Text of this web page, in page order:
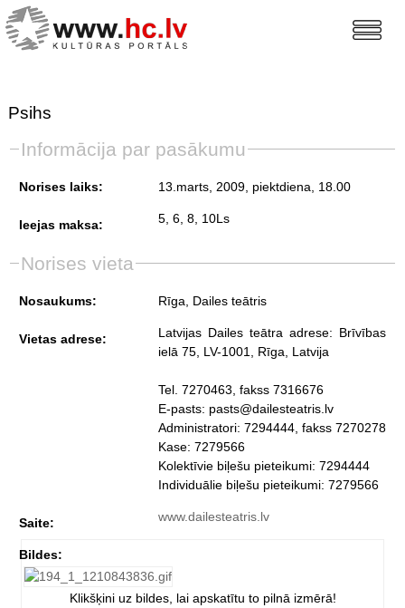
Psihs
Informācija par pasākumu
Norises laiks: 13.marts, 2009, piektdiena , 18.00
Ieejas maksa: 5, 6, 8, 10Ls
Norises vieta
Nosaukums: Rīga, Dailes teātris
Vietas adrese:
Latvijas Dailes teātra adrese: Brīvības
ielā 75, LV-1001, Rīga, Latvija
Tel. 7270463, fakss 7316676
E-pasts: pasts@dailesteatris.lv
Administratori: 7294444, fakss 7270278
Kase: 7279566
Kolektīvie biļešu pieteikumi: 7294444
Individuālie biļešu pieteikumi: 7279566
Saite: www.dailesteatris.lv
Bildes:
Klikšķini uz bildes, lai apskatītu to pilnā izmērā!